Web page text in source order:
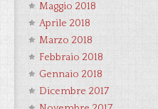
Maggio 2018
Aprile 2018
Marzo 2018
Febbraio 2018
Gennaio 2018
Dicembre 2017